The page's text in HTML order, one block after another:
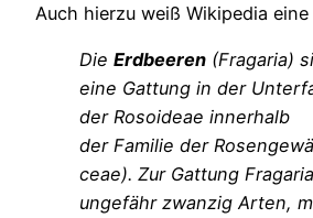
Auch hierzu weiß Wikipedia eine
Die Erdbeeren (Fragaria)
eine Gattung in der
der Rosoideae innerhalb
der Familie der
ceae). Zur Gattung
ungefähr zwanzig Arten,